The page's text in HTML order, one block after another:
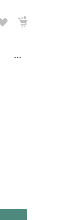
...